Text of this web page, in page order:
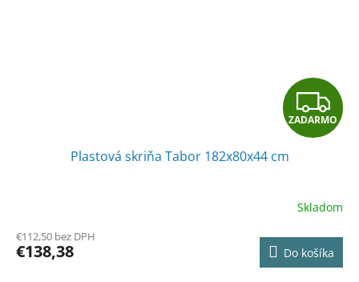
Z
A
A
R
M
ZADARMO
Plastová skriňa Tabor 182x80x44 cm
Skladom
€112,50 bez DPH
€138,38 Do košíka